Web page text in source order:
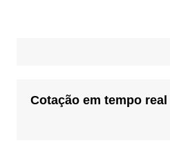
Cotação em tempo real